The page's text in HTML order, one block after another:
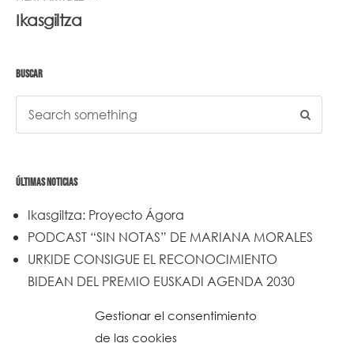
Gestionar el consentimiento
de las cookies
Ikasgiltza
BUSCAR
ÚLTIMAS NOTICIAS
Ikasgiltza: Proyecto Ágora
PODCAST “SIN NOTAS” DE MARIANA MORALES
URKIDE CONSIGUE EL RECONOCIMIENTO
BIDEAN DEL PREMIO EUSKADI AGENDA 2030
Urkide en Cadena SER